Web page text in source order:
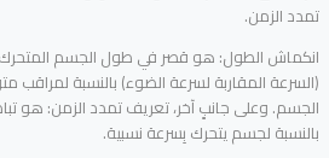
تمدد الزمن.
انكماش الطول: هو قصر في طول الجسم المتحرك
(السرعة المقاربة لسرعة الضوء) بالنسبة لمراقب
الجسم. وعلى جانبٍ آخر، تعريف تمدد الزمن: هو
بالنسبة لجسم يتحرك بِسرعة نسبية.